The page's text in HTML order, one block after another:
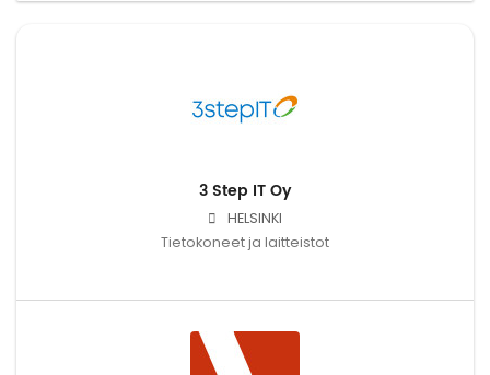
3 Step IT Oy
HELSINKI
Tietokoneet ja laitteistot